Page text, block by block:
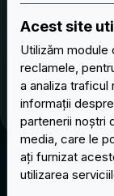
Nu mai
uri
propriul stil.
Acest site
Utilizăm module
reclamele,
a analiza traficul
informații
partenerii noștri
media, care le
ați furnizat
utilizarea